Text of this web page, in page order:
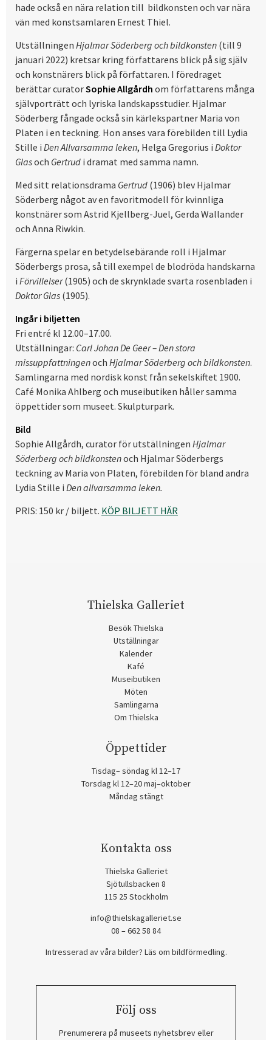
hade också en nära relation till bildkonsten och var nära
vän med konstsamlaren Ernest Thiel.
Utställningen Hjalmar Söderberg och bildkonsten (till 9
januari 2022) kretsar kring författarens blick på sig själv
och konstnärers blick på författaren. I föredraget
berättar curatorSophie Allgårdh om författarens många
självporträtt och lyriska landskapsstudier. Hjalmar
Söderberg fångade också sin kärlekspartner Maria von
Platen i en teckning. Hon anses vara förebilden till Lydia
Stille i Den Allvarsamma leken, Helga Gregorius i Doktor
Glasoch Gertrud i dramat med samma namn.
Med sitt relationsdrama Gertrud (1906) blev Hjalmar
Söderberg något av en favoritmodell för kvinnliga
konstnärer som Astrid Kjellberg-Juel, Gerda Wallander
och Anna Riwkin.
Färgerna spelar en betydelsebärande roll i Hjalmar
Söderbergs prosa, så till exempel de blodröda handskarna
i Förvillelser(1905) och de skrynklade svarta rosenbladen i
Doktor Glas (1905).
Ingår i biljetten
Fri entré kl 12.00–17.00.
Utställningar: Carl Johan De Geer – Den stora
missuppfattningenoch Hjalmar Söderberg och bildkonsten.
Samlingarna med nordisk konst från sekelskiftet 1900.
Café Monika Ahlberg och museibutiken håller samma
öppettider som museet. Skulpturpark.
Bild
Sophie Allgårdh, curator för utställningen Hjalmar
Söderberg och bildkonstenoch Hjalmar Söderbergs
teckning av Maria von Platen, förebilden för bland andra
Lydia Stille i Den allvarsamma leken.
PRIS: 150 kr / biljett. KÖP BILJETT HÄR
Thielska Galleriet
Besök Thielska
Utställningar
Kalender
Kafé
Museibutiken
Möten
Samlingarna
Om Thielska
Öppettider
Tisdag– söndag kl 12–17
Torsdag kl 12–20 maj–oktober
Måndag stängt
Kontakta oss
Thielska Galleriet
Sjötullsbacken 8
115 25 Stockholm
info@thielskagalleriet.se
08 – 662 58 84
Intresserad av våra bilder? Läs om bildförmedling.
Följ oss
Prenumerera på museets nyhetsbrev eller